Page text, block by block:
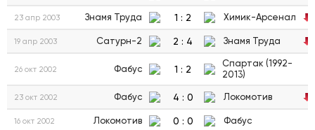
23 апр 2003 Знамя Труда 1 : 2 Химик-Арсенал
19 апр 2003 Сатурн-2 2 : 4 Знамя Труда
26 окт 2002 Фабус 1 : 2
Спартак (1992-
2013)
23 окт 2002 Фабус 4 : 0 Локомотив
16 окт 2002 Локомотив 0 : 0 Фабус